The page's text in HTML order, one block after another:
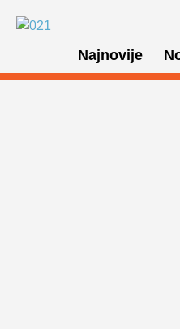
Najnovije